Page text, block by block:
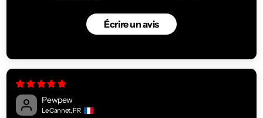
Écrire un avis
Pewpew
Le Cannet, FR